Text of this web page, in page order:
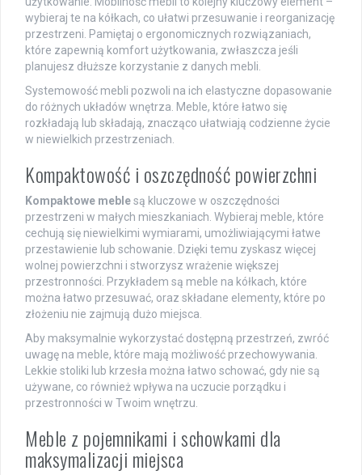
wybieraj te na kółkach, co ułatwi przesuwanie i reorganizację
przestrzeni. Pamiętaj o ergonomicznych rozwiązaniach,
które zapewnią komfort użytkowania, zwłaszcza jeśli
planujesz dłuższe korzystanie z danych mebli.
Systemowość mebli pozwoli na ich elastyczne dopasowanie
do różnych układów wnętrza. Meble, które łatwo się
rozkładają lub składają, znacząco ułatwiają codzienne życie
w niewielkich przestrzeniach.
Kompaktowość i oszczędność powierzchni
Kompaktowe meblesą kluczowe w oszczędności
przestrzeni w małych mieszkaniach. Wybieraj meble, które
cechują się niewielkimi wymiarami, umożliwiającymi łatwe
przestawienie lub schowanie. Dzięki temu zyskasz więcej
wolnej powierzchni i stworzysz wrażenie większej
przestronności. Przykładem są meble na kółkach, które
można łatwo przesuwać, oraz składane elementy, które po
złożeniu nie zajmują dużo miejsca.
Aby maksymalnie wykorzystać dostępną przestrzeń, zwróć
uwagę na meble, które mają możliwość przechowywania.
Lekkie stoliki lub krzesła można łatwo schować, gdy nie są
używane, co również wpływa na uczucie porządku i
przestronności w Twoim wnętrzu.
Meble z pojemnikami i schowkami dla
maksymalizacji miejsca